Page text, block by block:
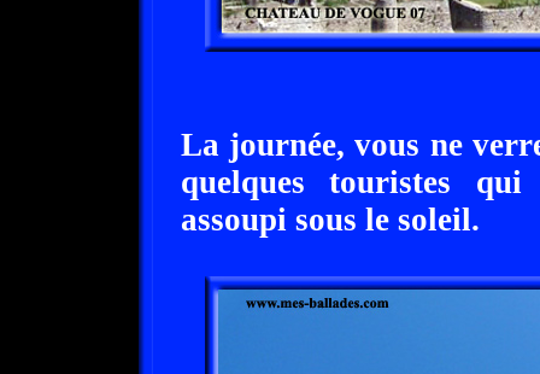
La journée, vous ne
quelques touristes
assoupi sous le soleil.